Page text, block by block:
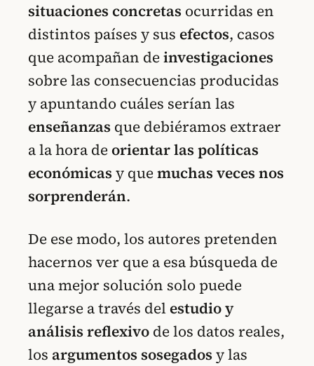
situaciones concretas ocurridas en
distintos países y sus efectos, casos
que acompañan deinvestigaciones
sobre las consecuencias producidas
y apuntando cuáles serían las
enseñanzas que debiéramos extraer
a la hora deorientar las políticas
económicas y quemuchas veces nos
sorprenderán.
De ese modo, los autores pretenden
hacernos ver que a esa búsqueda de
una mejor solución solo puede
llegarse a través del estudio y
análisis reflexivo de los datos reales,
los argumentos sosegados y las